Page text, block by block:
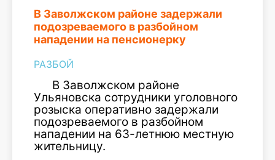
В Заволжском районе задержали
подозреваемого в разбойном
нападении на пенсионерку
РАЗБОЙ
В Заволжском районе
Ульяновска сотрудники уголовного
розыска оперативно задержали
подозреваемого в разбойном
нападении на 63-летнюю местную
жительницу.